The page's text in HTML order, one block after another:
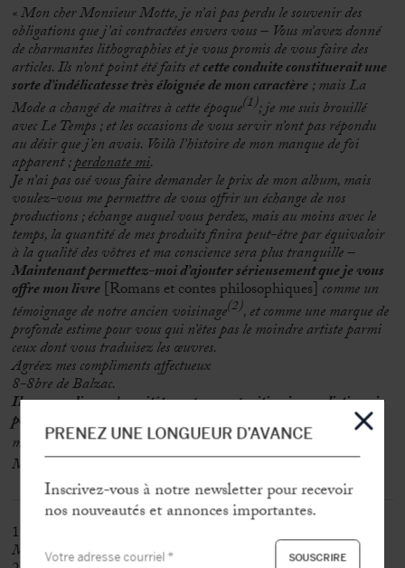
« Mon cher Monsieur Motte, je n’ai pas perdu le souvenir des
obligations que j’ai contractées envers vous – Vous m’avez donné
de charmantes lithographies et je vous promis de vous faire des
articles. Ils n’ont point été faits etcette conduite constituerait une
sorte d’indélicatesse très éloignée de mon caractère; mais La
Mode a changé de maîtres à cette époque(1); je me suis brouillé
avec Le Temps ; et les occasions de vous servir n’ont pas répondu
au désir que j’en avais. Voilà l’histoire de mon manque de foi
apparent ;perdonate mi.
Je n’ai pas osé vous faire demander le prix de mon album, mais
voulez-vous me permettre de vous offrir un échange de nos
productions ; échange auquel vous perdez, mais au moins avec le
temps, la quantité de mes produits finira peut-être par équivaloir
à la qualité des vôtres et ma conscience sera plus tranquille –
Maintenant permettez-moi d’ajouter sérieusement que je vous
offre mon livre [Romans et contes philosophiques] comme un
témoignage de notre ancien voisinage(2), et comme une marque de
profonde estime pour vous qui n’êtes pas le moindre artiste parmi
ceux dont vous traduisez les œuvres.
Agréez mes compliments affectueux
8-8bre de Balzac.
Il va sans dire, qu’aussitôt que par ma position journalistique je
pourrai vous être utile vous n’aurez qu’à demander – pour le
moment, je serais en mesure à l’Artiste(3)et j’ai des amis au
Messager(4). »
1- Balzac cessa de collaborer avec la revue hebdomadaireLa
Mode(fondée par Émile de Girardin) après décembre 1830
PRENEZ UNE LONGUEUR D’AVANCE
Inscrivez-vous à notre newsletter pour recevoir
nos nouveautés et annonces importantes.